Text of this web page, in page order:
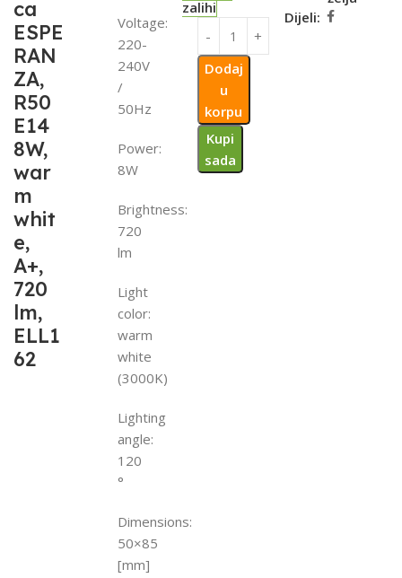
ca
ESPE
RAN
ZA,
R50
E14
8W,
war
m
whit
e,
A+,
720
lm,
ELL1
62
Voltage:
220-
240V
/
50Hz
Power:
8W
Brightness:
720
lm
Light
color:
warm
white
(3000K)
Lighting
angle:
120
°
Dimensions:
50×85
[mm]
zalihi
Dodaj
u
korpu
Kupi
sada
Dijeli: